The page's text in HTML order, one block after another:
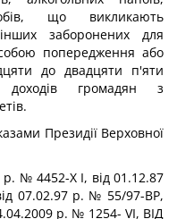
що викликають
заборонених для
попередження або
до двадцяти п'яти
доходів громадян з
Президії Верховної
№ 4452-Х І, від 01.12.87
07.02.97 р. № 55/97-ВР,
p. № 1254- VI, ВІД